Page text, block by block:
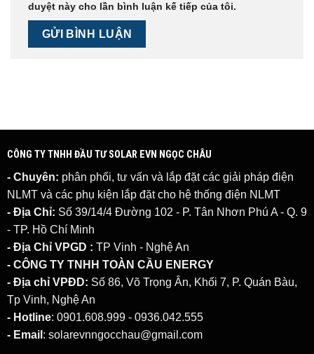
duyệt này cho lần bình luận kế tiếp của tôi.
CÔNG TY TNHH ĐẦU TƯ SOLAR EVN NGỌC CHÂU
- Chuyên: phân phối, tư vấn và lắp đặt các giải pháp điện
NLMT và các phụ kiện lắp đặt cho hệ thống điện NLMT
- Địa Chỉ: Số 39/14/4 Đường 102 - P. Tân Nhơn Phú A - Q. 9
- TP. Hồ Chí Minh
- Địa Chỉ VPGD : TP Vinh - Nghệ An
- CÔNG TY TNHH TOÀN CẦU ENERGY
- Địa chỉ VPĐD: Số 86, Võ Trọng Ân, Khối 7, P. Quán Bàu,
Tp Vinh, Nghệ An
- Hotline: 0901.608.999 - 0936.042.555
- Email : solarevnngocchau@gmail.com